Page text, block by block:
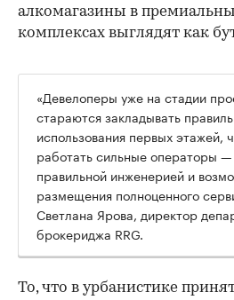
алкомагазины в
комплексах выглядят как
00:00
«Девелоперы уже на стадии
стараются закладывать
использования первых этажей,
работать сильные операторы
правильной инженерией и
размещения полноценного
Светлана Ярова, директор
брокериджа RRG.
То, что в урбанистике